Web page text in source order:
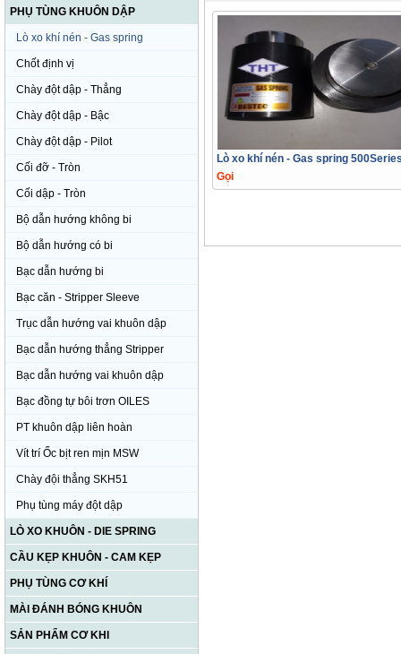
PHỤ TÙNG KHUÔN DẬP
Lò xo khí nén - Gas spring
Chốt định vị
Chày đột dập - Thẳng
Chày đột dập - Bậc
Chày đột dập - Pilot
Cối đỡ - Tròn
Cối dập - Tròn
Bộ dẫn hướng không bi
Bộ dẫn hướng có bi
Bạc dẫn hướng bi
Bạc căn - Stripper Sleeve
Trục dẫn hướng vai khuôn dập
Bạc dẫn hướng thẳng Stripper
Bạc dẫn hướng vai khuôn dập
Bạc đồng tự bôi trơn OILES
PT khuôn dập liên hoàn
Vít trí Ốc bịt ren mịn MSW
Chày đội thẳng SKH51
Phụ tùng máy đột dập
LÒ XO KHUÔN - DIE SPRING
CẦU KẸP KHUÔN - CAM KẸP
PHỤ TÙNG CƠ KHÍ
MÀI ĐÁNH BÓNG KHUÔN
SẢN PHẨM CƠ KHI
Lò xo khí nén - Gas spring
Gọi